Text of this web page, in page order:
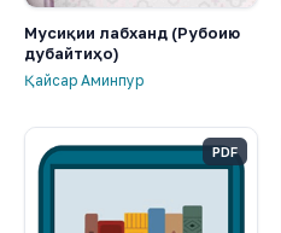
Мусиқии лабханд (Рубоию
дубайтиҳо)
Қайсар Аминпур
PDF